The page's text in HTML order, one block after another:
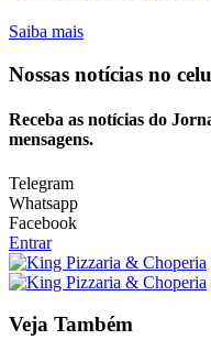
Saiba mais
Nossas notícias no
Receba as notícias do
mensagens.
Telegram
Whatsapp
Facebook
Entrar
Veja Também